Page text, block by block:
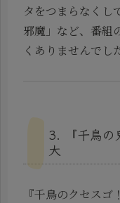
タをつまらなくし
邪魔」など、番組
くありませんでし
3. 『千鳥の
大
『千鳥のクセス